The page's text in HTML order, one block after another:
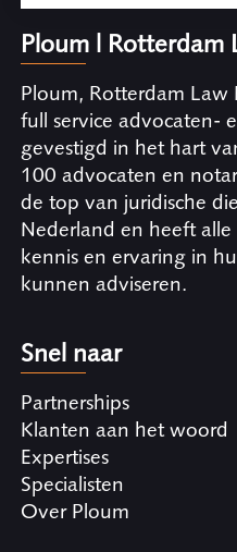
Ploum | Rotterdam
Ploum, Rotterdam Law
full service advocaten-
gevestigd in het hart
100 advocaten en
de top van juridische
Nederland en heeft
kennis en ervaring in
kunnen adviseren.
Snel naar
Partnerships
Klanten aan het woord
Expertises
Specialisten
Over Ploum